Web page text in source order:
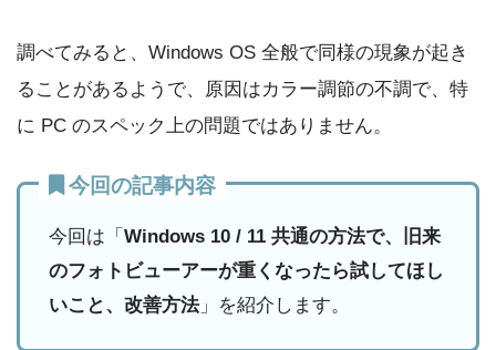
調べてみると、Windows OS 全般で同様の現象が起き
ることがあるようで、原因はカラー調節の不調で、特
に PC のスペック上の問題ではありません。
今回の記事内容
今回は「 Windows 10 / 11 共通の方法で、旧来
のフォトビューアーが重くなったら試してほし
いこと、改善方法」を紹介します。